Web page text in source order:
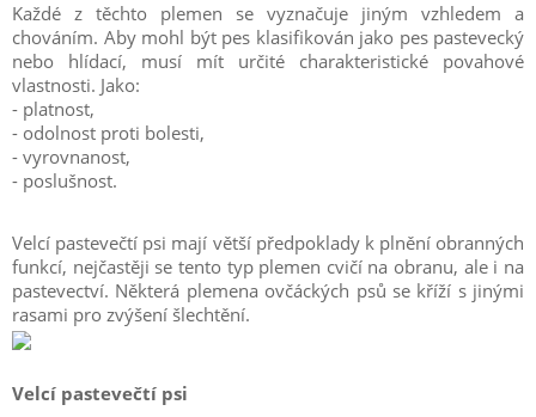
Každé z těchto plemen se vyznačuje jiným vzhledem a
chováním. Aby mohl být pes klasifikován jako pes pastevecký
nebo hlídací, musí mít určité charakteristické povahové
vlastnosti. Jako:
- platnost,
- odolnost proti bolesti,
- vyrovnanost,
- poslušnost.
Velcí pastevečtí psi mají větší předpoklady k plnění obranných
funkcí, nejčastěji se tento typ plemen cvičí na obranu, ale i na
pastevectví. Některá plemena ovčáckých psů se kříží s jinými
rasami pro zvýšení šlechtění.
Velcí pastevečtí psi